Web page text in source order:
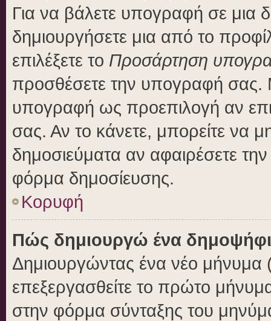
Για να βάλετε υπογραφή σε μια
δημιουργήσετε μια από το
επιλέξετε το Προσάρτηση
προσθέσετε την υπογραφή σας.
υπογραφή ως προεπιλογή αν
σας. Αν το κάνετε, μπορείτε να
δημοσιεύματα αν αφαιρέσετε
φόρμα δημοσίευσης.
Κορυφή
Πώς δημιουργώ ένα
Δημιουργώντας ένα νέο μήνυμα
επεξεργασθείτε το πρώτο
στην φόρμα σύνταξης του